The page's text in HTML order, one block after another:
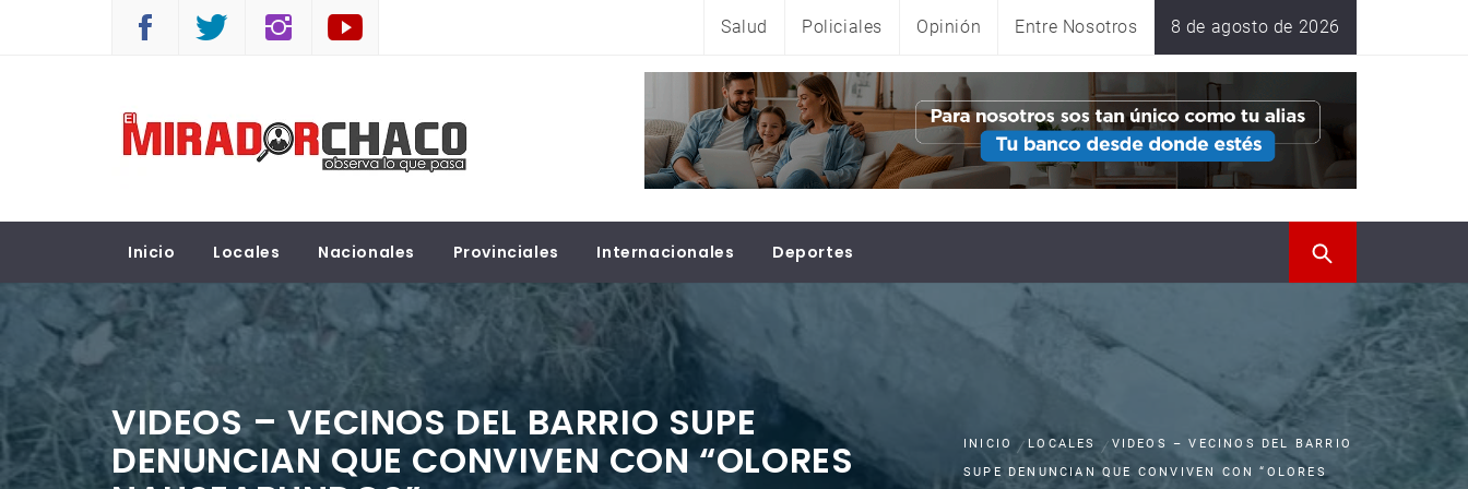
Salud Policiales Opinión Entre Nosotros 8 de agosto de 2026
EL MIRADOR CHACO
Inicio Locales Nacionales Provinciales Internacionales Deportes
VIDEOS – VECINOS DEL BARRIO SUPE
DENUNCIAN QUE CONVIVEN CON “OLORES INICIO LOCALES
VIDEOS – VECINOS DEL BARRIO
SUPE DENUNCIAN QUE CONVIVEN CON “OLORES